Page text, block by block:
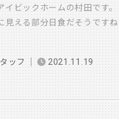
てGood
だと思っていま
国会での決定を 注視して
イビックホームの村田です
見える部分日食だそうです
ました 記念に写真を残そ
い… ズームしても やはり
たら、営業のライングルー
の写真をラインで送ってき
ます 河野 段君です 写真
ッフ 2021.11.19